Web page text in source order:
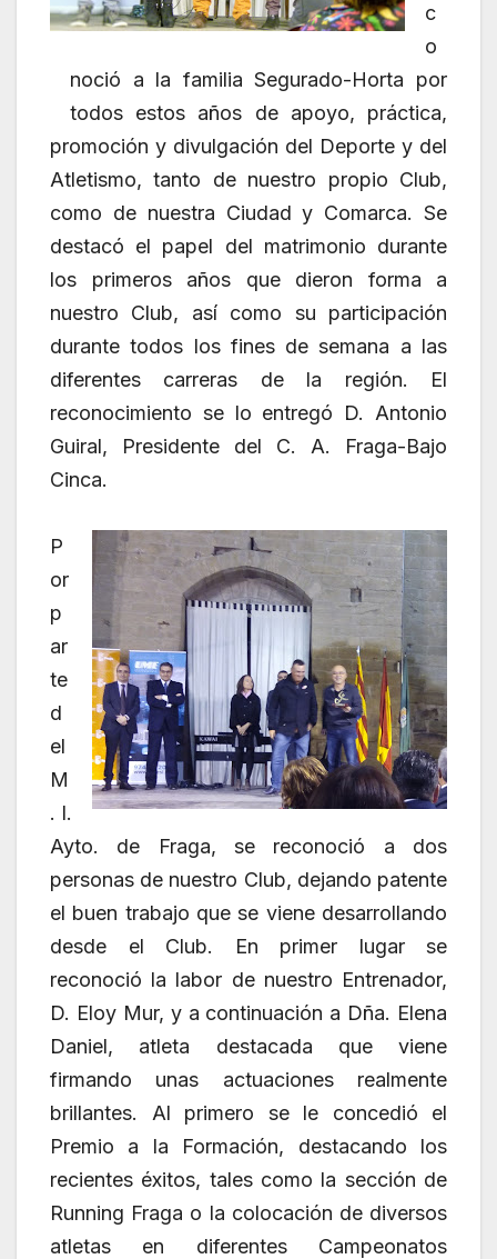
c
o
noció a la familia Segurado-Horta por
todos estos años de apoyo, práctica,
promoción y divulgación del Deporte y del
Atletismo, tanto de nuestro propio Club,
como de nuestra Ciudad y Comarca. Se
destacó el papel del matrimonio durante
los primeros años que dieron forma a
nuestro Club, así como su participación
durante todos los fines de semana a las
diferentes carreras de la región. El
reconocimiento se lo entregó D. Antonio
Guiral, Presidente del C. A. Fraga-Bajo
Cinca.
P
or
p
ar
te
d
el
M
. I.
Ayto. de Fraga, se reconoció a dos
personas de nuestro Club, dejando patente
el buen trabajo que se viene desarrollando
desde el Club. En primer lugar se
reconoció la labor de nuestro Entrenador,
D. Eloy Mur, y a continuación a Dña. Elena
Daniel, atleta destacada que viene
firmando unas actuaciones realmente
brillantes. Al primero se le concedió el
Premio a la Formación, destacando los
recientes éxitos, tales como la sección de
Running Fraga o la colocación de diversos
atletas en diferentes Campeonatos